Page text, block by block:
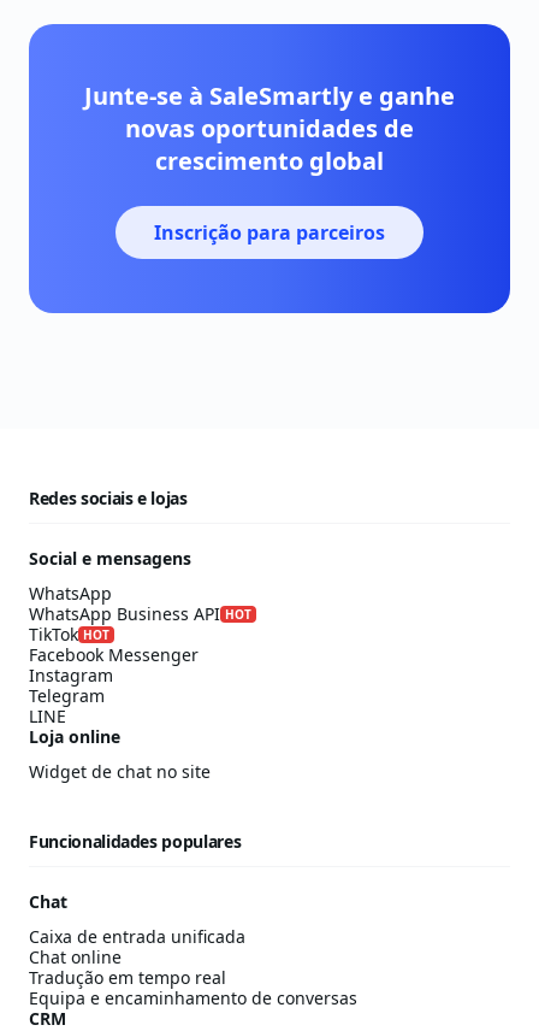
Junte-se à SaleSmartly e ganhe
novas oportunidades de
crescimento global
Inscrição para parceiros
Redes sociais e lojas
Social e mensagens
WhatsApp
WhatsApp Business API HOT
TikTok HOT
Facebook Messenger
Instagram
Telegram
LINE
Loja online
Widget de chat no site
Funcionalidades populares
Chat
Caixa de entrada unificada
Chat online
Tradução em tempo real
Equipa e encaminhamento de conversas
CRM